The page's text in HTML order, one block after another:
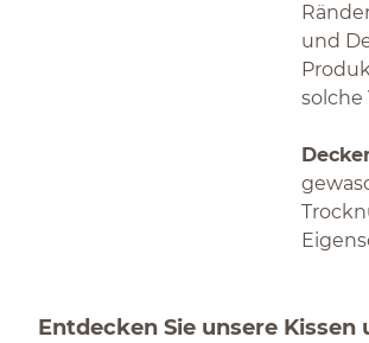
und
solche
Entdecken Sie unsere Kissen